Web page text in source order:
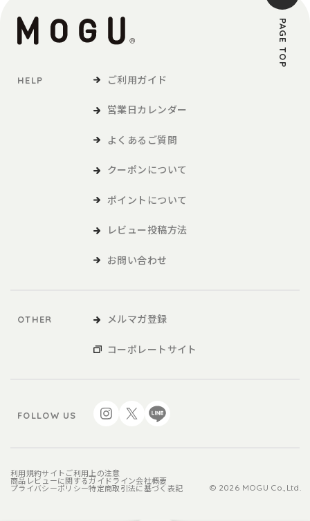
HELP ご利用ガイド
営業日カレンダー
よくあるご質問
クーポンについて
ポイントについて
レビュー投稿方法
お問い合わせ
OTHER メルマガ登録
コーポレートサイト
FOLLOW US
利用規約サイトご利用上の注意
商品レビューに関するガイドライン会社概要
プライバシーポリシー特定商取引法に基づく表記 © 2026 MOGU Co.,Ltd.
PAGE TOP